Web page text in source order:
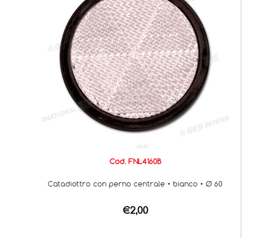
Cod. FNL4160B
Catadiottro con perno centrale • bianco • Ø 60
€2,00